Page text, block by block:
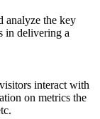
analyze the key
in delivering a
interact with
on metrics the